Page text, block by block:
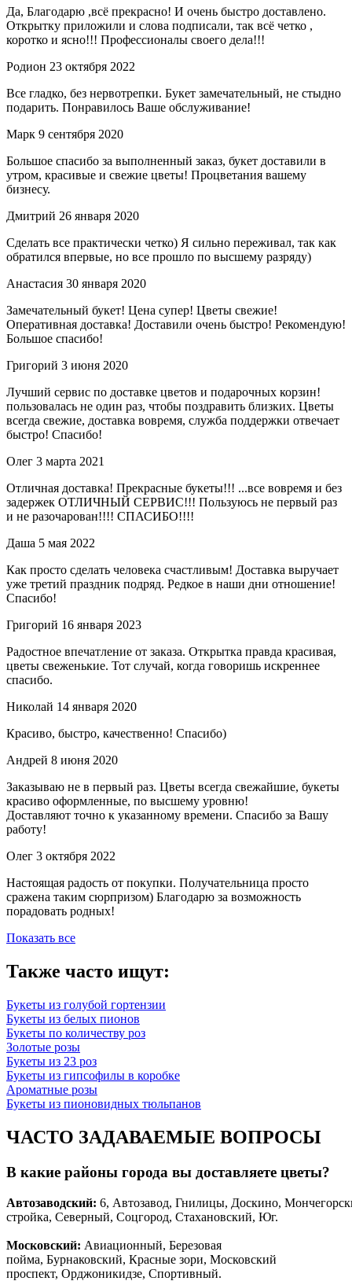
Да, Благодарю ,всё прекрасно! И очень быстро доставлено.
Открытку приложили и слова подписали, так всё четко ,
коротко и ясно!!! Профессионалы своего дела!!!
Родион 23 октября 2022
Все гладко, без нервотрепки. Букет замечательный, не стыдно
подарить. Понравилось Ваше обслуживание!
Марк 9 сентября 2020
Большое спасибо за выполненный заказ, букет доставили в
утром, красивые и свежие цветы! Процветания вашему
бизнесу.
Дмитрий 26 января 2020
Сделать все практически четко) Я сильно переживал, так как
обратился впервые, но все прошло по высшему разряду)
Анастасия 30 января 2020
Замечательный букет! Цена супер! Цветы свежие!
Оперативная доставка! Доставили очень быстро! Рекомендую!
Большое спасибо!
Григорий 3 июня 2020
Лучший сервис по доставке цветов и подарочных корзин!
пользовалась не один раз, чтобы поздравить близких. Цветы
всегда свежие, доставка вовремя, служба поддержки отвечает
быстро! Спасибо!
Олег 3 марта 2021
Отличная доставка! Прекрасные букеты!!! ...все вовремя и без
задержек ОТЛИЧНЫЙ СЕРВИС!!! Пользуюсь не первый раз
и не разочарован!!!! СПАСИБО!!!!
Даша 5 мая 2022
Как просто сделать человека счастливым! Доставка выручает
уже третий праздник подряд. Редкое в наши дни отношение!
Спасибо!
Григорий 16 января 2023
Радостное впечатление от заказа. Открытка правда красивая,
цветы свеженькие. Тот случай, когда говоришь искреннее
спасибо.
Николай 14 января 2020
Красиво, быстро, качественно! Спасибо)
Андрей 8 июня 2020
Заказываю не в первый раз. Цветы всегда свежайшие, букеты
красиво оформленные, по высшему уровню!
Доставляют точно к указанному времени. Спасибо за Вашу
работу!
Олег 3 октября 2022
Настоящая радость от покупки. Получательница просто
сражена таким сюрпризом) Благодарю за возможность
порадовать родных!
Показать все
Также часто ищут:
Букеты из голубой гортензии
Букеты из белых пионов
Букеты по количеству роз
Золотые розы
Букеты из 23 роз
Букеты из гипсофилы в коробке
Ароматные розы
Букеты из пионовидных тюльпанов
ЧАСТО ЗАДАВАЕМЫЕ ВОПРОСЫ
В какие районы города вы доставляете цветы?
Автозаводский: 6, Автозавод, Гнилицы, Доскино,
стройка, Северный, Соцгород, Стахановский, Юг.
Московский: Авиационный, Березовая
пойма, Бурнаковский, Красные зори, Московский
проспект, Орджоникидзе, Спортивный.